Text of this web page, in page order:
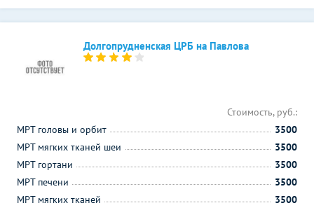
Долгопрудненская ЦРБ на Павлова
Стоимость, руб.:
МРТ головы и орбит
3500
МРТ мягких тканей шеи
3500
МРТ гортани
3500
МРТ печени
3500
МРТ мягких тканей
3500